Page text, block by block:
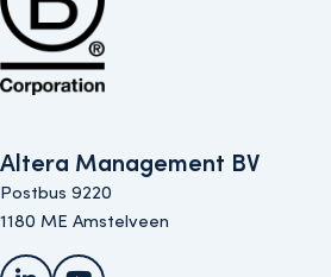
Altera Management BV
Postbus 9220
1180 ME Amstelveen